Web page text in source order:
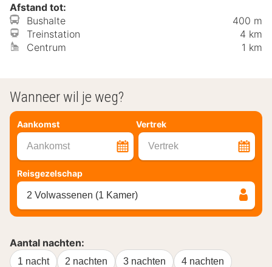
Afstand tot:
Bushalte
400 m
Treinstation
4 km
Centrum
1 km
Wanneer wil je weg?
Aankomst Vertrek
Aankomst Vertrek
Reisgezelschap
2 Volwassenen (1 Kamer)
Aantal nachten:
1 nacht 2 nachten 3 nachten 4 nachten